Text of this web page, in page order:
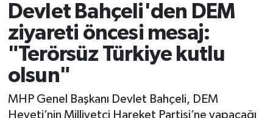
Devlet Bahçeli'den DEM
ziyareti öncesi mesaj:
"Terörsüz Türkiye kutlu
olsun"
MHP Genel Başkanı Devlet Bahçeli, DEM
Heyeti’nin Milliyetçi Hareket Partisi’ne yapacağı
Alaplı
Asayiş
Tüm Manşetler
Son Dakika Haberleri